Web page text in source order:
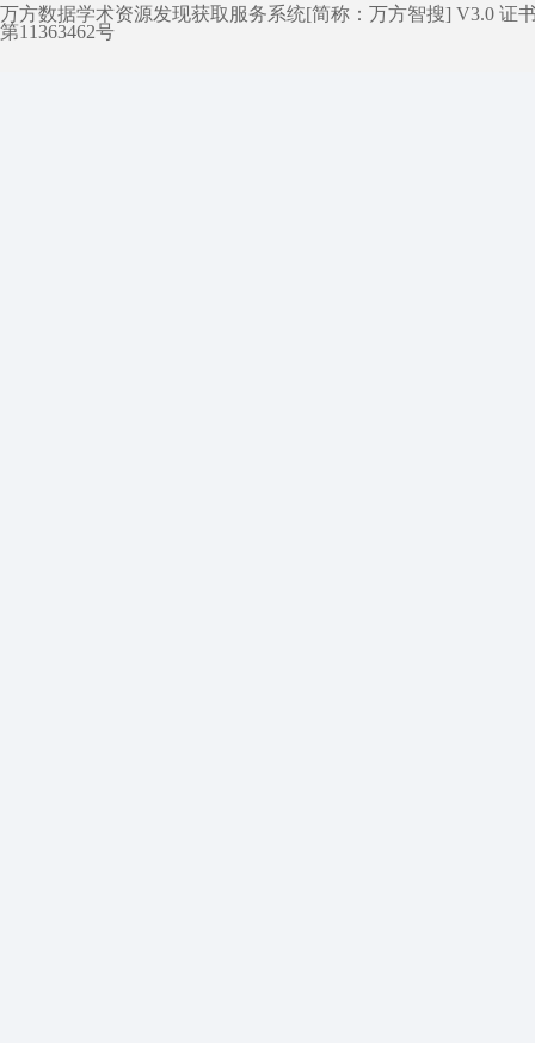
万方数据学术资源发现获取服务系统[简称：万方智搜] V3.0 证
第11363462号